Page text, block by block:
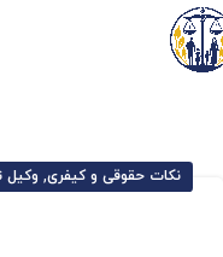
نکات حقوقی و کیفری, وکیل